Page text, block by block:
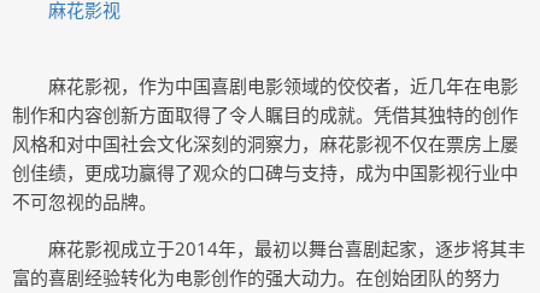
麻花影视
麻花影视，作为中国喜剧电影领域的佼佼者，近几年在电影
制作和内容创新方面取得了令人瞩目的成就。凭借其独特的创作
风格和对中国社会文化深刻的洞察力，麻花影视不仅在票房上屡
创佳绩，更成功赢得了观众的口碑与支持，成为中国影视行业中
不可忽视的品牌。
麻花影视成立于2014年，最初以舞台喜剧起家，逐步将其丰
富的喜剧经验转化为电影创作的强大动力。在创始团队的努力